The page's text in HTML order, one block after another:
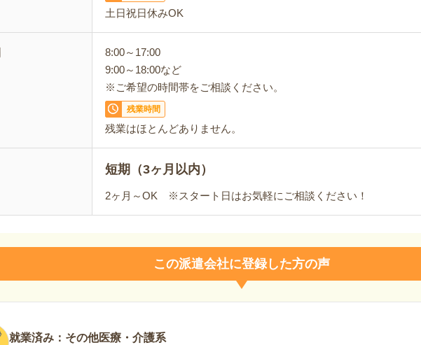
土日祝日休みOK
8:00～17:00
9:00～18:00など
※ご希望の時間帯をご相談ください。
残業時間
残業はほとんどありません。
短期（3ヶ月以内）
2ヶ月～OK ※スタート日はお気軽にご相談ください！
この派遣会社に登録した方の声
就業済み：その他医療・介護系